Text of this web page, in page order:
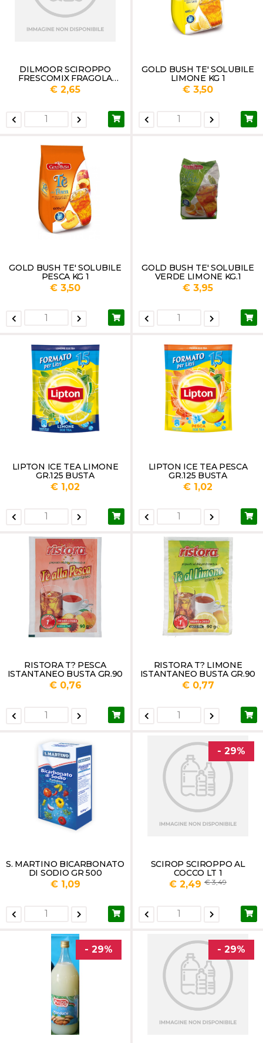
DILMOOR SCIROPPO
FRESCOMIX FRAGOLA
CL.50
€ 2,65
GOLD BUSH TE' SOLUBILE
LIMONE KG 1
€ 3,50
GOLD BUSH TE' SOLUBILE
PESCA KG 1
€ 3,50
GOLD BUSH TE' SOLUBILE
VERDE LIMONE KG.1
€ 3,95
LIPTON ICE TEA LIMONE
GR.125 BUSTA
€ 1,02
LIPTON ICE TEA PESCA
GR.125 BUSTA
€ 1,02
RISTORA T? PESCA
ISTANTANEO BUSTA GR.90
€ 0,76
RISTORA T? LIMONE
ISTANTANEO BUSTA GR.90
€ 0,77
S. MARTINO BICARBONATO
DI SODIO GR 500
€ 1,09
- 29%
SCIROP SCIROPPO AL
COCCO LT 1
€ 2,49 3,49
- 29% - 29%